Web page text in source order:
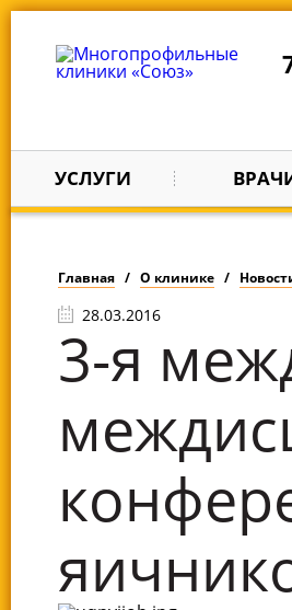
УСЛУГИ
Главная О клинике
28.03.2016
3-я